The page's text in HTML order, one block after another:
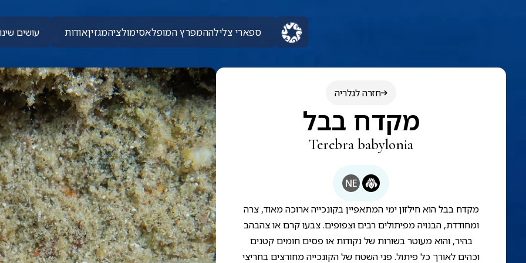
ספארי צלילההמפרץ המופלאסימולציהמגזיןאודות עושים
חזרה לגלריה
מקדח בבל
Terebra babylonia
NE
מקדח בבל הוא חילזון ימי המתאפיין בקונכייה ארוכה מאוד, צרה
ומחודדת, הבנויה מפיתולים רבים וצפופים. צבעו קרם או צהבהב
בהיר, והוא מעוטר בשורות של נקודות או פסים חומים קטנים
וכהים לאורך כל פיתול. פני השטח של הקונכייה מחורצים בחריצי